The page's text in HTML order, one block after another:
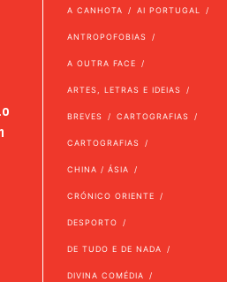
A CANHOTA AI PORTUGAL
ANTROPOFOBIAS
A OUTRA FACE
ARTES, LETRAS E IDEIAS
BREVES CARTOGRAFIAS
CARTOGRAFIAS
CHINA / ÁSIA
CRÓNICO ORIENTE
DESPORTO
DE TUDO E DE NADA
DIVINA COMÉDIA